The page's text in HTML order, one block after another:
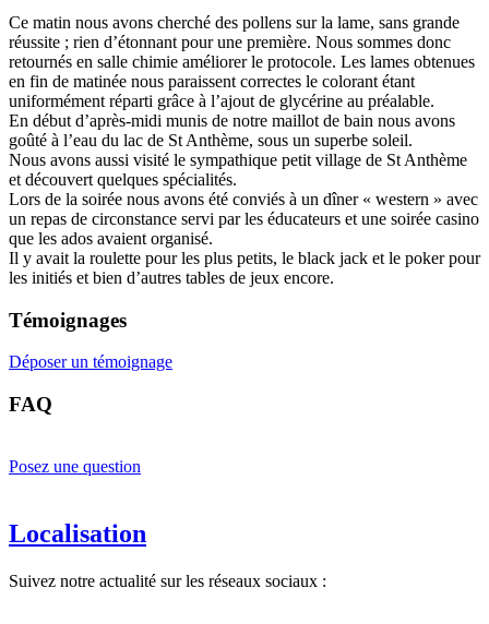
Ce matin nous avons cherché des pollens sur la lame, sans grande
réussite ; rien d’étonnant pour une première. Nous sommes donc
retournés en salle chimie améliorer le protocole. Les lames obtenues
en fin de matinée nous paraissent correctes le colorant étant
uniformément réparti grâce à l’ajout de glycérine au préalable.
En début d’après-midi munis de notre maillot de bain nous avons
goûté à l’eau du lac de St Anthème, sous un superbe soleil.
Nous avons aussi visité le sympathique petit village de St Anthème
et découvert quelques spécialités.
Lors de la soirée nous avons été conviés à un dîner « western » avec
un repas de circonstance servi par les éducateurs et une soirée casino
que les ados avaient organisé.
Il y avait la roulette pour les plus petits, le black jack et le poker pour
les initiés et bien d’autres tables de jeux encore.
Témoignages
Déposer un témoignage
FAQ
Posez une question
Localisation
Suivez notre actualité sur les réseaux sociaux :